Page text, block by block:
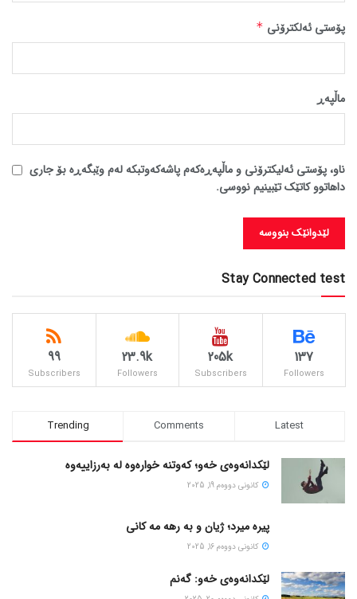
پۆستی ئەلکترۆنی *
ماڵپه‌ڕ
ناو، پۆستی ئەلیکترۆنی و ماڵپەڕەکەم پاشەکەوتبکە لەم وێبگەڕە بۆ جاری
داهاتوو کاتێک تێبینیم نووسی.
Stay Connected test
137
Followers
205k
Subscribers
23.9k
Followers
99
Subscribers
Trending Comments Latest
لێکدانەوەی خەو؛ کەوتنە خوارەوە لە بەرزاییەوە
كانونی دووه‌م 19, 2025
پیره میرد؛ ژیان و به رهه مه کانی
كانونی دووه‌م 16, 2025
لێکدانەوەی خەو: گەنم